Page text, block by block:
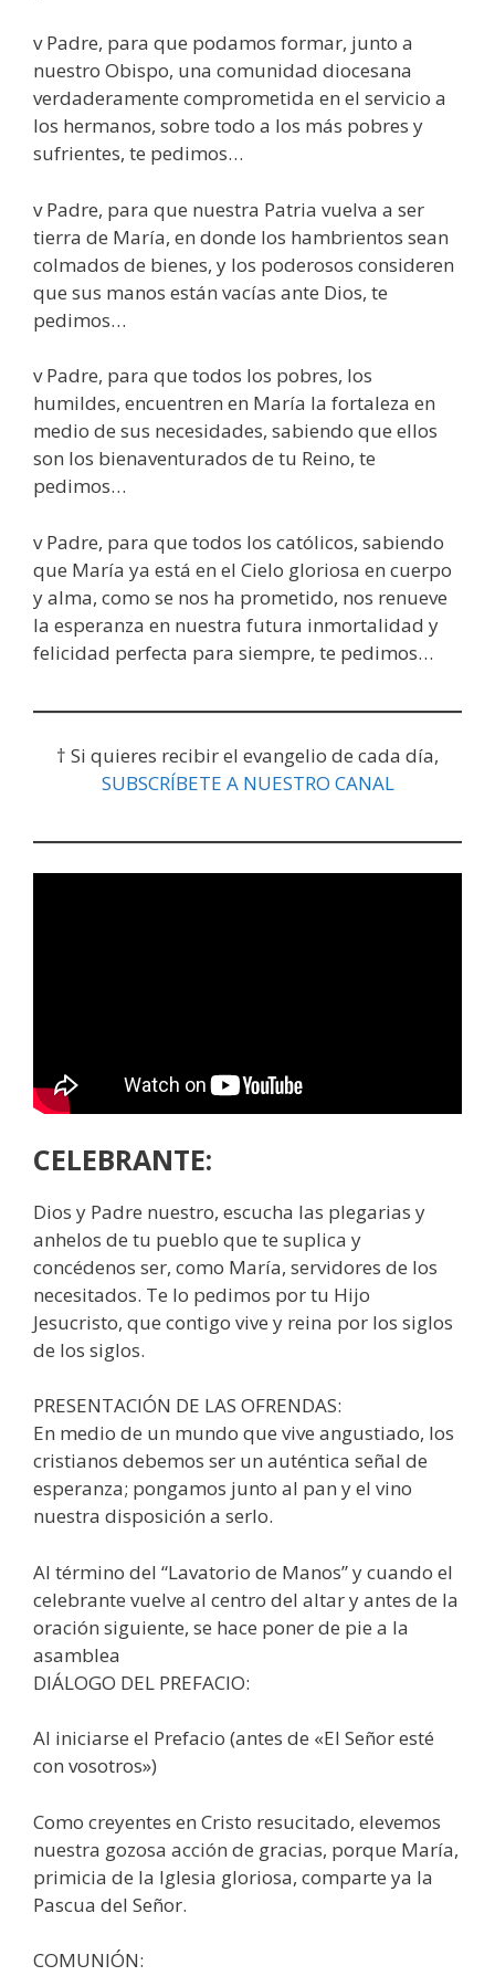
v Padre, para que podamos formar, junto a
nuestro Obispo, una comunidad diocesana
verdaderamente comprometida en el servicio a
los hermanos, sobre todo a los más pobres y
sufrientes, te pedimos…
v Padre, para que nuestra Patria vuelva a ser
tierra de María, en donde los hambrientos sean
colmados de bienes, y los poderosos consideren
que sus manos están vacías ante Dios, te
pedimos…
v Padre, para que todos los pobres, los
humildes, encuentren en María la fortaleza en
medio de sus necesidades, sabiendo que ellos
son los bienaventurados de tu Reino, te
pedimos…
v Padre, para que todos los católicos, sabiendo
que María ya está en el Cielo gloriosa en cuerpo
y alma, como se nos ha prometido, nos renueve
la esperanza en nuestra futura inmortalidad y
felicidad perfecta para siempre, te pedimos…
† Si quieres recibir el evangelio de cada día,
SUBSCRÍBETE A NUESTRO CANAL
CELEBRANTE:
Dios y Padre nuestro, escucha las plegarias y
anhelos de tu pueblo que te suplica y
concédenos ser, como María, servidores de los
necesitados. Te lo pedimos por tu Hijo
Jesucristo, que contigo vive y reina por los siglos
de los siglos.
PRESENTACIÓN DE LAS OFRENDAS:
En medio de un mundo que vive angustiado, los
cristianos debemos ser un auténtica señal de
esperanza; pongamos junto al pan y el vino
nuestra disposición a serlo.
Al término del “Lavatorio de Manos” y cuando el
celebrante vuelve al centro del altar y antes de la
oración siguiente, se hace poner de pie a la
asamblea
DIÁLOGO DEL PREFACIO:
Al iniciarse el Prefacio (antes de «El Señor esté
con vosotros»)
Como creyentes en Cristo resucitado, elevemos
nuestra gozosa acción de gracias, porque María,
primicia de la Iglesia gloriosa, comparte ya la
Pascua del Señor.
COMUNIÓN: